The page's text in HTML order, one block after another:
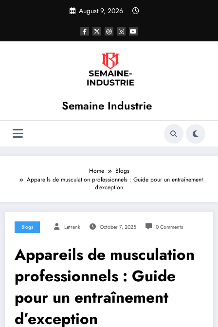
August 9, 2026
Semaine Industrie
Home
Blogs
Appareils de musculation professionnels : Guide pour un entraînement
d’exception
Blogs Letrank October 7, 2025 0 Comments
Appareils de musculation
professionnels : Guide
pour un entraînement
d’exception